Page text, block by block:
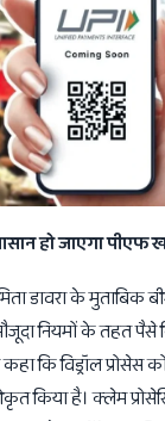
हो जाएगा पीएफ
डावरा के मुताबिक
नियमों के तहत
कहा कि विड्रॉल
किया है। क्लेम